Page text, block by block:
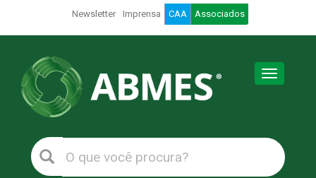
Newsletter Imprensa CAA Associados
Toggle